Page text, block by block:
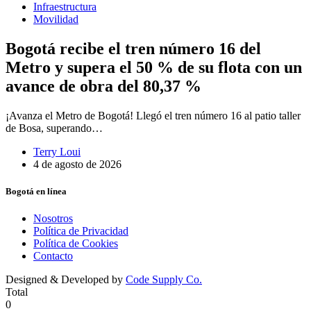
Infraestructura
Movilidad
Bogotá recibe el tren número 16 del
Metro y supera el 50 % de su flota con un
avance de obra del 80,37 %
¡Avanza el Metro de Bogotá! Llegó el tren número 16 al patio taller
de Bosa, superando…
Terry Loui
4 de agosto de 2026
Bogotá en línea
Nosotros
Política de Privacidad
Política de Cookies
Contacto
Designed & Developed by Code Supply Co.
Total
0